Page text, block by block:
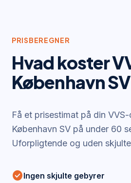
PRISBEREGNER
Hvad koster
København SV
Få et prisestimat på din
København SV på under 60
Uforpligtende og uden
check_circleIngen skjulte gebyrer